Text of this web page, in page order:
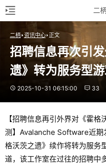
二
二柄 资讯中心 正文
招聘信息再次引
遗》转为服务型
2025-10-31 06:15:00 33
【招聘信息再引外界对《霍
测】Avalanche Software近期
格沃茨之遗》续作将转为服务
道，该工作室在过往的招聘中